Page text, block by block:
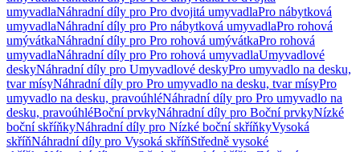
umyvadlaNáhradní díly pro Pro dvojitá umyvadlaPro nábytková
umyvadlaNáhradní díly pro Pro nábytková umyvadlaPro rohová
umývátkaNáhradní díly pro Pro rohová umývátkaPro rohová
umyvadlaNáhradní díly pro Pro rohová umyvadlaUmyvadlové
deskyNáhradní díly pro Umyvadlové deskyPro umyvadlo na desku,
tvar mísyNáhradní díly pro Pro umyvadlo na desku, tvar mísyPro
umyvadlo na desku, pravoúhléNáhradní díly pro Pro umyvadlo na
desku, pravoúhléBoční prvkyNáhradní díly pro Boční prvkyNízké
boční skříňkyNáhradní díly pro Nízké boční skříňkyVysoká
skříňNáhradní díly pro Vysoká skříňStředně vysoké